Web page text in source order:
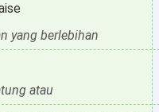
yang berlebihan
atau